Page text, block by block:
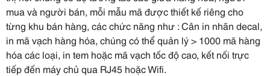
mua và người bán, mỗi mẫu mã được thiết kế riêng cho
từng khu bán hàng, các chức năng như : Cân in nhãn decal,
in mã vạch hàng hóa, chúng có thể quản lý > 1000 mã hàng
hóa các loại, in tem hoặc mã vạch tốc độ cao, kết nối trực
tiếp đến máy chủ qua RJ45 hoặc Wifi.